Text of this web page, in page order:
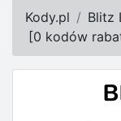
Kody.pl
Blitz
[0 kodów